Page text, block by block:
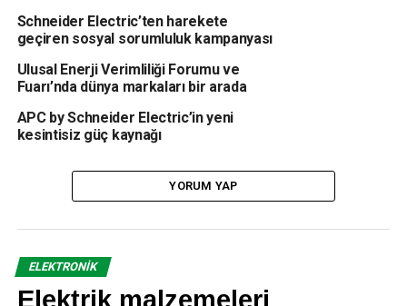
edilebilirsiniz.
Akıllı evler, konforlu yaşam…
İhtiyaçlarınızı en gelişmiş teknolojiye göre karşılayan KNX
ile aydınlatma, sıcaklık ve jaluzi kontrolü gibi bina
verimli kullanabilirsiniz. KNX, aydınlatmayı, sıcaklığı ve
jaluzileri gruplayan senaryo kontrolünden, stereo sistemi
sunuyor. KNX tüketim ölçümü, akıllı sensörler ve mobil
cihazlar ile uzaktan erişim sayesinde enerjiden tasarruf
Schneider Electric’ten harekete
geçiren sosyal sorumluluk kampanyası
Ulusal Enerji Verimliliği Forumu ve
Fuarı’nda dünya markaları bir arada
APC by Schneider Electric’in yeni
kesintisiz güç kaynağı
YORUM YAP
ELEKTRONIK
Elektrik malzemeleri